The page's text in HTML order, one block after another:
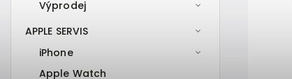
Výprodej
APPLE SERVIS
iPhone
Apple Watch